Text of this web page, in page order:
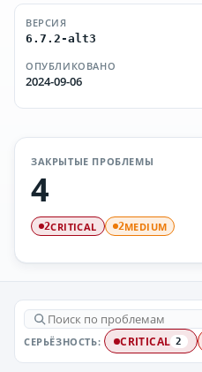
ВЕРСИЯ
6.7.2-alt3
ОПУБЛИКОВАНО
2024-09-06
ЗАКРЫТЫЕ ПРОБЛЕМЫ
4
2CRITICAL 2MEDIUM
СЕРЬЁЗНОСТЬ: CRITICAL 2